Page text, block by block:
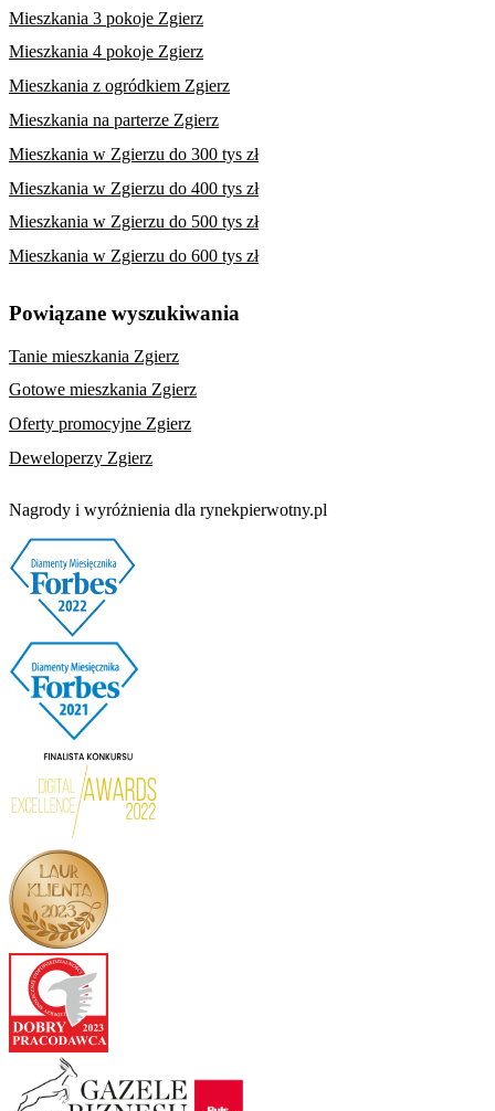
Mieszkania 3 pokoje Zgierz
Mieszkania 4 pokoje Zgierz
Mieszkania z ogródkiem Zgierz
Mieszkania na parterze Zgierz
Mieszkania w Zgierzu do 300 tys zł
Mieszkania w Zgierzu do 400 tys zł
Mieszkania w Zgierzu do 500 tys zł
Mieszkania w Zgierzu do 600 tys zł
Powiązane wyszukiwania
Tanie mieszkania Zgierz
Gotowe mieszkania Zgierz
Oferty promocyjne Zgierz
Deweloperzy Zgierz
Nagrody i wyróżnienia dla rynekpierwotny.pl